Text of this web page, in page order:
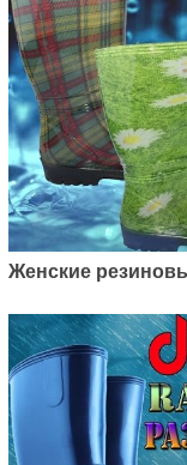
Женские